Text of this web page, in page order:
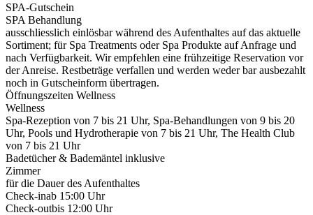
SPA-Gutschein
SPA Behandlung
ausschliesslich einlösbar während des Aufenthaltes auf das aktuelle
Sortiment; für Spa Treatments oder Spa Produkte auf Anfrage und
nach Verfügbarkeit. Wir empfehlen eine frühzeitige Reservation vor
der Anreise. Restbeträge verfallen und werden weder bar ausbezahlt
noch in Gutscheinform übertragen.
Öffnungszeiten Wellness
Wellness
Spa-Rezeption von 7 bis 21 Uhr, Spa-Behandlungen von 9 bis 20
Uhr, Pools und Hydrotherapie von 7 bis 21 Uhr, The Health Club
von 7 bis 21 Uhr
Badetücher & Bademäntel inklusive
Zimmer
für die Dauer des Aufenthaltes
Check-inab 15:00 Uhr
Check-outbis 12:00 Uhr